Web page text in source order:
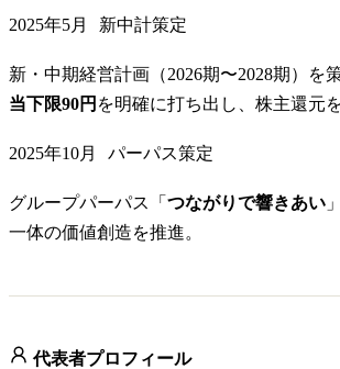
2025年5月 新中計策定
新・中期経営計画（2026期〜2028期）を策
当下限90円 を明確に打ち出し、株主還元を
2025年10月 パーパス策定
グループパーパス「 つながりで響きあい
一体の価値創造を推進。
代表者プロフィール